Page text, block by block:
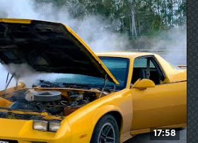
17:58